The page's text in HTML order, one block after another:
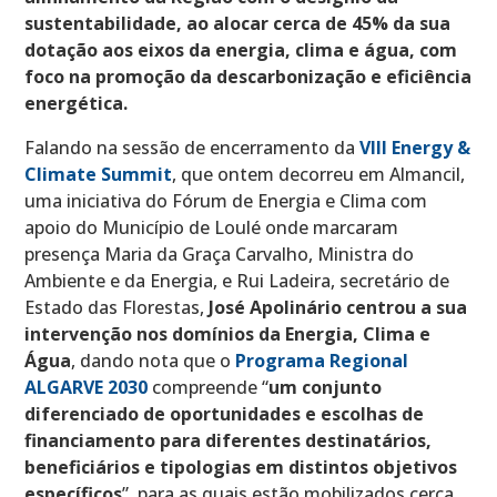
sustentabilidade, ao alocar cerca de 45% da sua
dotação aos eixos da energia, clima e água, com
foco na promoção da descarbonização e eficiência
energética.
Falando na sessão de encerramento daVIII Energy &
Climate Summit, que ontem decorreu em Almancil,
uma iniciativa do Fórum de Energia e Clima com
apoio do Município de Loulé onde marcaram
presença Maria da Graça Carvalho, Ministra do
Ambiente e da Energia, e Rui Ladeira, secretário de
Estado das Florestas, José Apolinário centrou a sua
intervenção nos domínios da Energia, Clima e
Água, dando nota que o Programa Regional
ALGARVE 2030 compreende “um conjunto
diferenciado de oportunidades e escolhas de
financiamento para diferentes destinatários,
beneficiários e tipologias em distintos objetivos